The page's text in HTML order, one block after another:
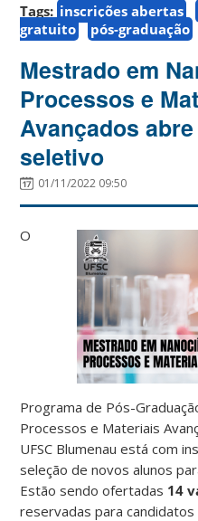
Tags: inscrições abertas
gratuito
pós-graduação
Mestrado em
Processos e
Avançados
seletivo
01/11/2022 09:50
O
Programa de Pós-
Processos e Materiais
UFSC Blumenau está com
seleção de novos alunos
Estão sendo ofertadas 14
reservadas para